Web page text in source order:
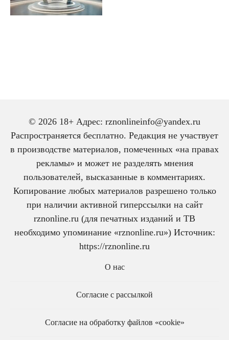
© 2026 18+ Адрес: rznonlineinfo@yandex.ru
Распространяется бесплатно. Редакция не участвует
в производстве материалов, помеченных «на правах
рекламы» и может не разделять мнения
пользователей, высказанные в комментариях.
Копирование любых материалов разрешено только
при наличии активной гиперссылки на сайт
rznonline.ru (для печатных изданий и ТВ
необходимо упоминание «rznonline.ru») Источник:
https://rznonline.ru
О нас
Согласие с рассылкой
Согласие на обработку файлов «cookie»